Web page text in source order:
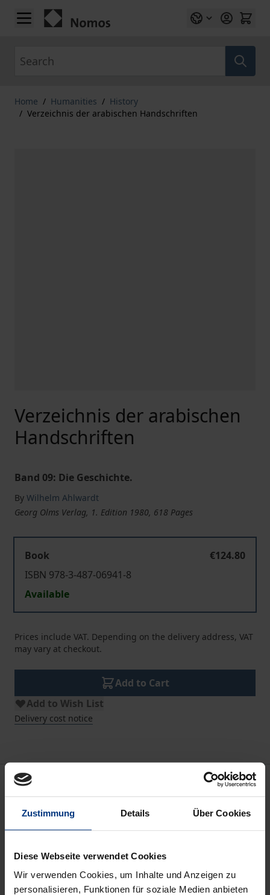
Zustimmung Details Über Cookies
Diese Webseite verwendet Cookies
Wir verwenden Cookies, um Inhalte und Anzeigen zu
personalisieren, Funktionen für soziale Medien anbieten
Skip to Content
Home / Humanities / History
/ Verzeichnis der arabischen Handschriften
Verzeichnis der arabischen
Handschriften
Band 09: Die Geschichte.
By Wilhelm Ahlwardt
Georg Olms Verlag, 1. Edition 1980, 618 Pages
Book
€124.80
ISBN 978-3-487-06941-8
Available
Prices include VAT. Depending on the delivery address, VAT
may vary at checkout.
Add to Cart
Add to Wish List
Delivery cost notice
Bibliographical data
978-3-487-06941-8